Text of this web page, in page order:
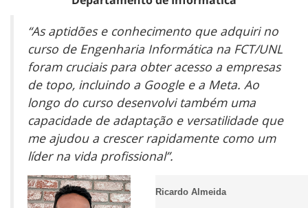
“As aptidões e conhecimento que adquiri no
curso de Engenharia Informática na FCT/UNL
foram cruciais para obter acesso a empresas
de topo, incluindo a Google e a Meta. Ao
longo do curso desenvolvi também uma
capacidade de adaptação e versatilidade que
me ajudou a crescer rapidamente como um
líder na vida profissional”.
Ricardo Almeida